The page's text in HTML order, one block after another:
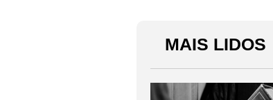
MAIS LIDOS